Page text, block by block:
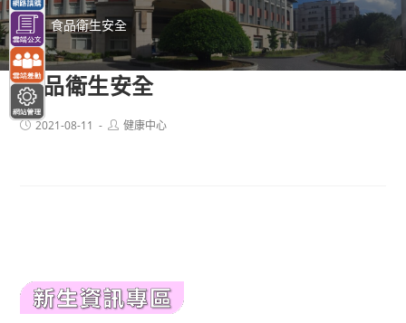
> 食品衛生安全
食品衛生安全
Post2021-08-11
Post健康中心